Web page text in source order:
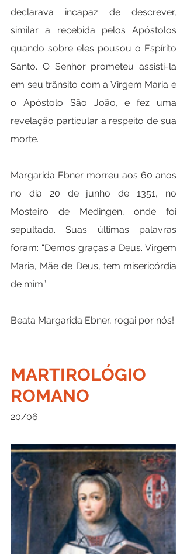
declarava incapaz de descrever,
similar a recebida pelos Apóstolos
quando sobre eles pousou o Espírito
Santo. O Senhor prometeu assisti-la
em seu trânsito com a Virgem Maria e
o Apóstolo São João, e fez uma
revelação particular a respeito de sua
morte.
Margarida Ebner morreu aos 60 anos
no dia 20 de junho de 1351, no
Mosteiro de Medingen, onde foi
sepultada. Suas últimas palavras
foram: “Demos graças a Deus. Virgem
Maria, Mãe de Deus, tem misericórdia
de mim”.
Beata Margarida Ebner, rogai por nós!
MARTIROLÓGIO
ROMANO
20/06